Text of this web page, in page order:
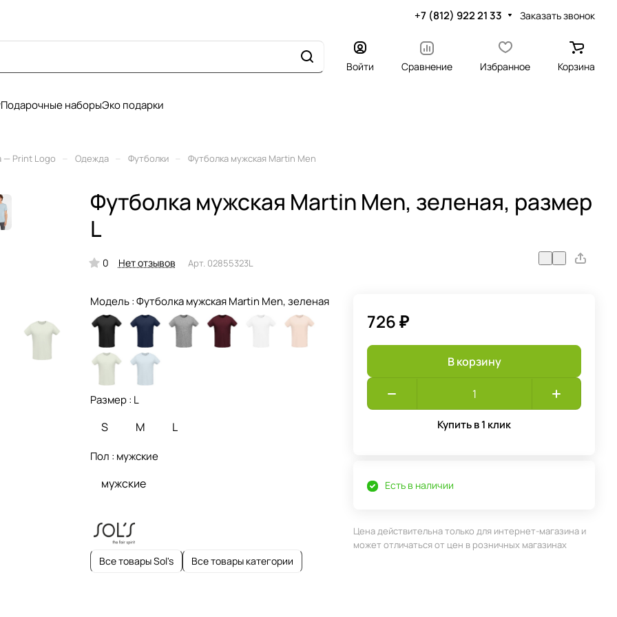
+7 (812) 922 21 33 Заказать звонок
Войти Сравнение Избранное Корзина
Подарочные наборыЭко подарки
— Print Logo Одежда Футболки Футболка мужская Martin Men
Футболка мужская Martin Men, зеленая, размер
L
0 Нет отзывов Арт. 02855323L
Модель :Футболка мужская Martin Men, зеленая
Размер : L
S M L
Пол : мужские
мужские
Все товары Sol's Все товары категории
726 ₽
В корзину
Купить в 1 клик
Есть в наличии
Цена действительна только для интернет-магазина и
может отличаться от цен в розничных магазинах